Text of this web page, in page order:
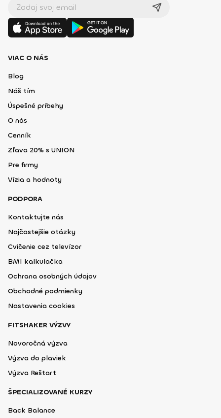
VIAC O NÁS
Blog
Náš tím
Úspešné príbehy
O nás
Cenník
Zľava 20% s UNION
Pre firmy
Vízia a hodnoty
PODPORA
Kontaktujte nás
Najčastejšie otázky
Cvičenie cez televízor
BMI kalkulačka
Ochrana osobných údajov
Obchodné podmienky
Nastavenia cookies
FITSHAKER VÝZVY
Novoročná výzva
Výzva do plaviek
Výzva Reštart
ŠPECIALIZOVANÉ KURZY
Back Balance